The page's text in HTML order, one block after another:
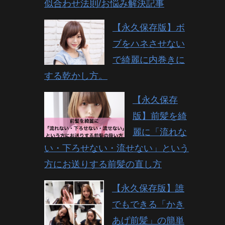
似合わせ法則/お悩み解決記事
【永久保存版】ボ
ブをハネさせない
で綺麗に内巻きに
する乾かし方。
【永久保存
版】前髪を綺
麗に「流れな
い・下ろせない・流せない」という
方にお送りする前髪の直し方
【永久保存版】誰
でもできる「かき
あげ前髪」の簡単